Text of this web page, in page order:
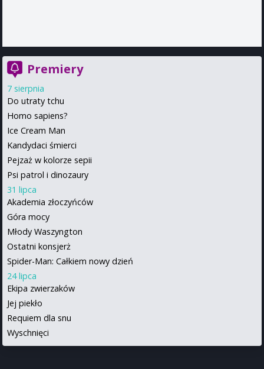
Premiery
7 sierpnia
Do utraty tchu
Homo sapiens?
Ice Cream Man
Kandydaci śmierci
Pejzaż w kolorze sepii
Psi patrol i dinozaury
31 lipca
Akademia złoczyńców
Góra mocy
Młody Waszyngton
Ostatni konsjerż
Spider-Man: Całkiem nowy dzień
24 lipca
Ekipa zwierzaków
Jej piekło
Requiem dla snu
Wyschnięci